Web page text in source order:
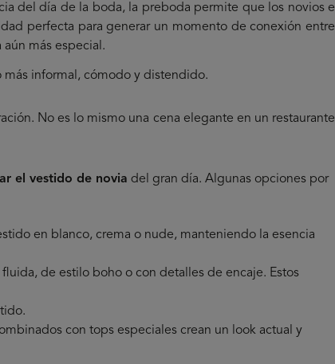
del día de la boda, la preboda permite que los novios e
perfecta para generar un momento de conexión entre
más especial.
más informal, cómodo y distendido.
No es lo mismo una cena elegante en un restaurante
el vestido de novia del gran día. Algunas opciones por
en blanco, crema o nude, manteniendo la esencia
de estilo boho o con detalles de encaje. Estos
con tops especiales crean un look actual y